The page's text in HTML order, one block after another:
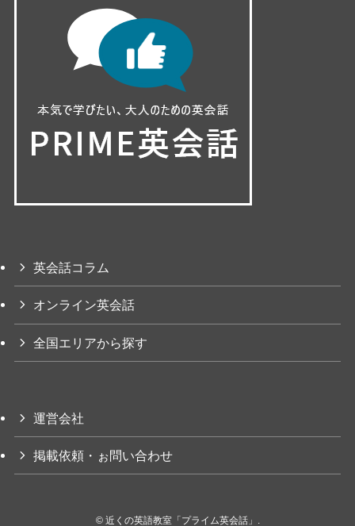
英会話コラム
オンライン英会話
全国エリアから探す
運営会社
掲載依頼・ぉ問い合わせ
©近くの英語教室「プライム英会話」.